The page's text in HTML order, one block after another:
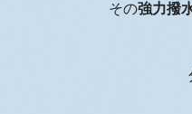
その強力撥